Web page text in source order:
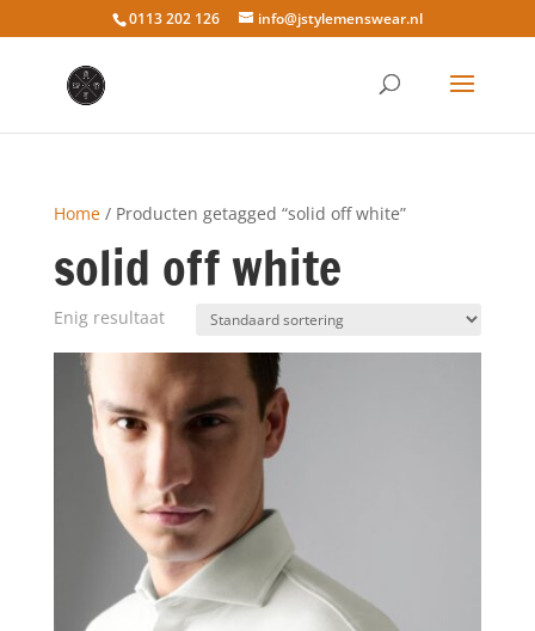
0113 202 126 info@jstylemenswear.nl
Home/ Producten getagged “solid off white”
solid off white
Enig resultaat